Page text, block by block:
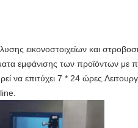
εικονοστοιχείων και
εμφάνισης των προϊόντων
επιτύχει 7 * 24